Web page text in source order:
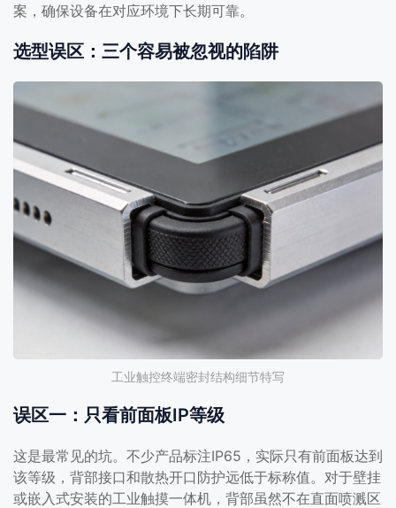
案，确保设备在对应环境下长期可靠。
选型误区：三个容易被忽视的陷阱
工业触控终端密封结构细节特写
误区一：只看前面板IP等级
这是最常见的坑。不少产品标注IP65，实际只有前面板达到
该等级，背部接口和散热开口防护远低于标称值。对于壁挂
或嵌入式安装的工业触摸一体机，背部虽然不在直面喷溅区